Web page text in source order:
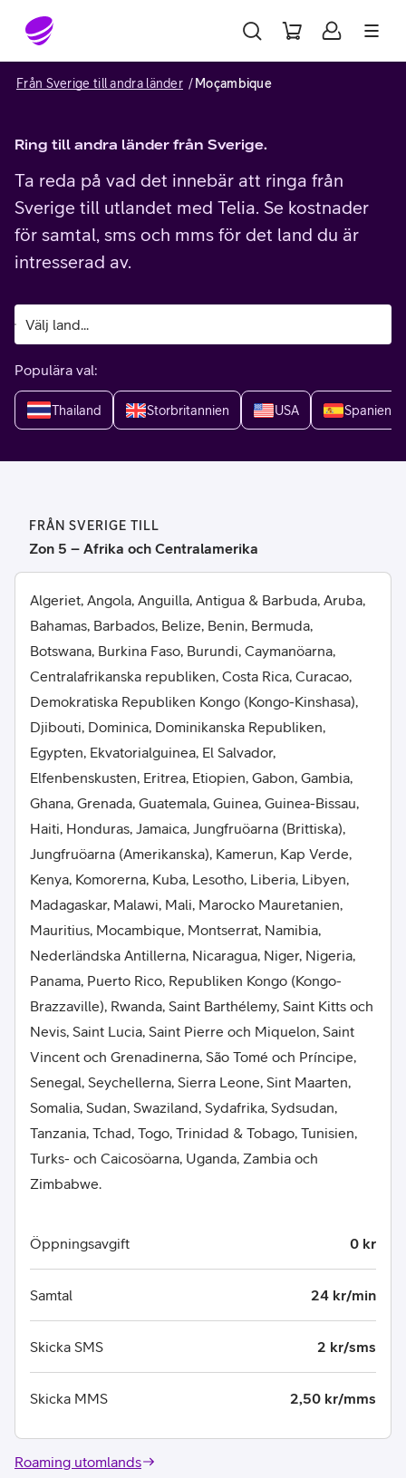
Gå till sidans innehåll
Från Sverige till andra länder Moçambique
Ring till andra länder från Sverige.
Ta reda på vad det innebär att ringa från
Sverige till utlandet med Telia. Se kostnader
för samtal, sms och mms för det land du är
intresserad av.
Populära val:
Thailand Storbritannien USA Spanien
FRÅN SVERIGE TILL
Zon 5 – Afrika och Centralamerika
Algeriet, Angola, Anguilla, Antigua & Barbuda, Aruba,
Bahamas, Barbados, Belize, Benin, Bermuda,
Botswana, Burkina Faso, Burundi, Caymanöarna,
Centralafrikanska republiken, Costa Rica, Curacao,
Demokratiska Republiken Kongo (Kongo-Kinshasa),
Djibouti, Dominica, Dominikanska Republiken,
Egypten, Ekvatorialguinea, El Salvador,
Elfenbenskusten, Eritrea, Etiopien, Gabon, Gambia,
Ghana, Grenada, Guatemala, Guinea, Guinea-Bissau,
Haiti, Honduras, Jamaica, Jungfruöarna (Brittiska),
Jungfruöarna (Amerikanska), Kamerun, Kap Verde,
Kenya, Komorerna, Kuba, Lesotho, Liberia, Libyen,
Madagaskar, Malawi, Mali, Marocko Mauretanien,
Mauritius, Mocambique, Montserrat, Namibia,
Nederländska Antillerna, Nicaragua, Niger, Nigeria,
Panama, Puerto Rico, Republiken Kongo (Kongo-
Brazzaville), Rwanda, Saint Barthélemy, Saint Kitts och
Nevis, Saint Lucia, Saint Pierre och Miquelon, Saint
Vincent och Grenadinerna, São Tomé och Príncipe,
Senegal, Seychellerna, Sierra Leone, Sint Maarten,
Somalia, Sudan, Swaziland, Sydafrika, Sydsudan,
Tanzania, Tchad, Togo, Trinidad & Tobago, Tunisien,
Turks- och Caicosöarna, Uganda, Zambia och
Zimbabwe.
Öppningsavgift 0 kr
Samtal 24 kr/min
Skicka SMS 2 kr/sms
Skicka MMS 2,50 kr/mms
Roaming utomlands